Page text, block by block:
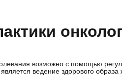
возможно с помощью
ведение здорового